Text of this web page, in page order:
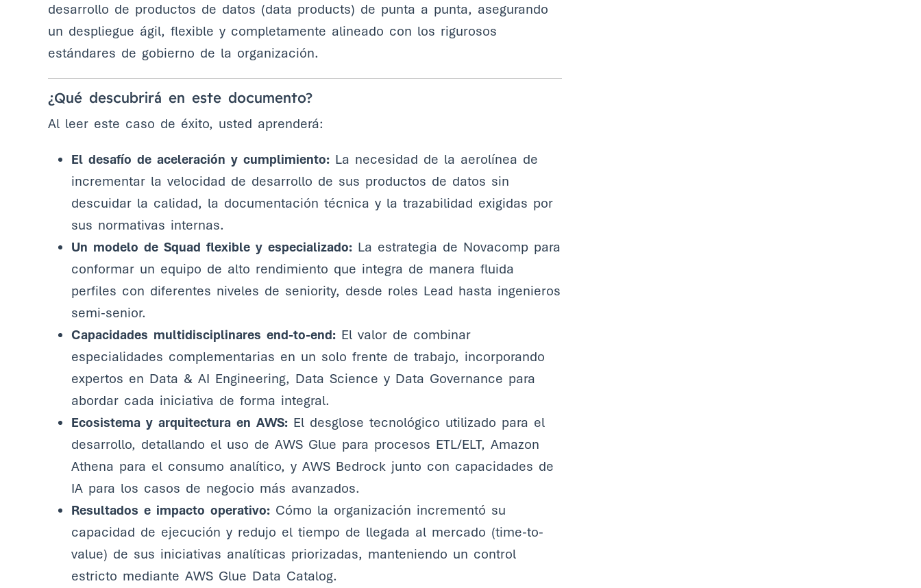
desarrollo de productos de datos (data products) de punta a punta, asegurando
un despliegue ágil, flexible y completamente alineado con los rigurosos
estándares de gobierno de la organización.
¿Qué descubrirá en este documento?
Al leer este caso de éxito, usted aprenderá:
El desafío de aceleración y cumplimiento: La necesidad de la aerolínea de
incrementar la velocidad de desarrollo de sus productos de datos sin
descuidar la calidad, la documentación técnica y la trazabilidad exigidas por
sus normativas internas.
Un modelo de Squad flexible y especializado: La estrategia de Novacomp para
conformar un equipo de alto rendimiento que integra de manera fluida
perfiles con diferentes niveles de seniority, desde roles Lead hasta ingenieros
semi-senior.
Capacidades multidisciplinares end-to-end: El valor de combinar
especialidades complementarias en un solo frente de trabajo, incorporando
expertos en Data & AI Engineering, Data Science y Data Governance para
abordar cada iniciativa de forma integral.
Ecosistema y arquitectura en AWS: El desglose tecnológico utilizado para el
desarrollo, detallando el uso de AWS Glue para procesos ETL/ELT, Amazon
Athena para el consumo analítico, y AWS Bedrock junto con capacidades de
IA para los casos de negocio más avanzados.
Resultados e impacto operativo: Cómo la organización incrementó su
capacidad de ejecución y redujo el tiempo de llegada al mercado (time-to-
value) de sus iniciativas analíticas priorizadas, manteniendo un control
estricto mediante AWS Glue Data Catalog.